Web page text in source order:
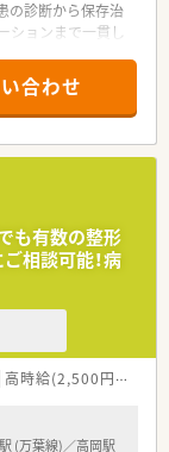
の診断から保存治
ションまで一貫し
が抜群！この人に
りも持て、勉強に
合わせ
も有数の整形
相談可能！病
高時給(2,500円以上)
(万葉線)／高岡駅